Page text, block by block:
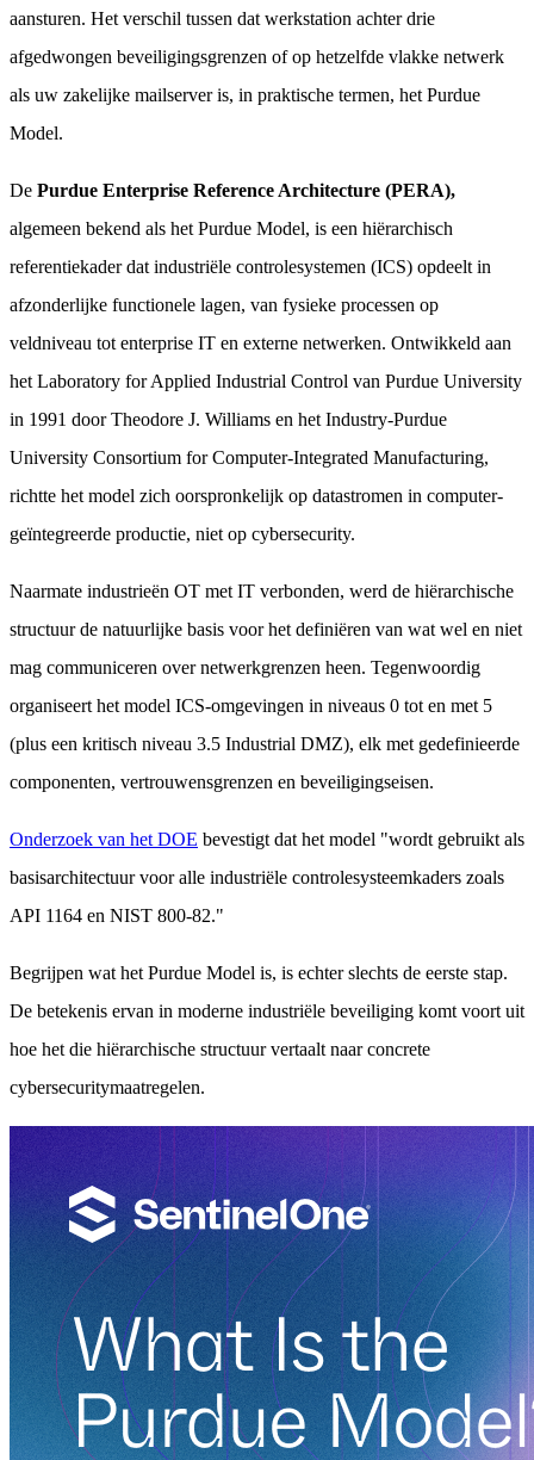
aansturen. Het verschil tussen dat werkstation achter drie
afgedwongen beveiligingsgrenzen of op hetzelfde vlakke netwerk
als uw zakelijke mailserver is, in praktische termen, het Purdue
Model.
De Purdue Enterprise Reference Architecture (PERA),
algemeen bekend als het Purdue Model, is een hiërarchisch
referentiekader dat industriële controlesystemen (ICS) opdeelt in
afzonderlijke functionele lagen, van fysieke processen op
veldniveau tot enterprise IT en externe netwerken. Ontwikkeld aan
het Laboratory for Applied Industrial Control van Purdue University
in 1991 door Theodore J. Williams en het Industry-Purdue
University Consortium for Computer-Integrated Manufacturing,
richtte het model zich oorspronkelijk op datastromen in computer-
geïntegreerde productie, niet op cybersecurity.
Naarmate industrieën OT met IT verbonden, werd de hiërarchische
structuur de natuurlijke basis voor het definiëren van wat wel en niet
mag communiceren over netwerkgrenzen heen. Tegenwoordig
organiseert het model ICS-omgevingen in niveaus 0 tot en met 5
(plus een kritisch niveau 3.5 Industrial DMZ), elk met gedefinieerde
componenten, vertrouwensgrenzen en beveiligingseisen.
Onderzoek van het DOE bevestigt dat het model "wordt gebruikt als
basisarchitectuur voor alle industriële controlesysteemkaders zoals
API 1164 en NIST 800-82."
Begrijpen wat het Purdue Model is, is echter slechts de eerste stap.
De betekenis ervan in moderne industriële beveiliging komt voort uit
hoe het die hiërarchische structuur vertaalt naar concrete
cybersecuritymaatregelen.